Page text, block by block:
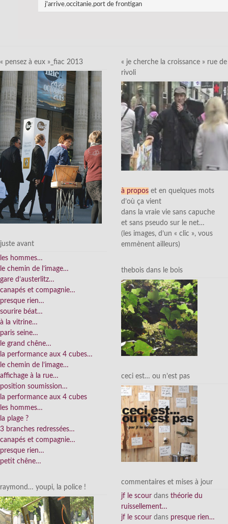
j'arrive,occitanie,port de frontigan
« pensez à eux »_fiac 2013
juste avant
les hommes…
le chemin de l’image…
gare d’austerlitz…
canapés et compagnie…
presque rien…
sourire béat…
à la vitrine…
paris seine…
le grand chêne…
la performance aux 4 cubes…
le chemin de l’image…
affichage à la rue…
position soumission…
la performance aux 4 cubes
les hommes…
la plage ?
3 branches redressées…
canapés et compagnie…
presque rien…
petit chêne…
raymond… youpi, la police !
« je cherche la croissance » rue de
rivoli
à propos et en quelques mots
d’où ça vient
dans la vraie vie sans capuche
et sans pseudo sur le net…
(les images, d’un « clic », vous
emmènent ailleurs)
thebois dans le bois
ceci est… ou n’est pas
commentaires et mises à jour
jf le scour dans théorie du
ruissellement…
jf le scour dans presque rien…